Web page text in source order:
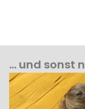
… und sonst